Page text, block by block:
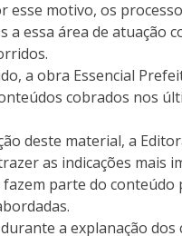
esse motivo, os
a essa área de atuação
a obra Essencial
cobrados nos
deste material, a
as indicações mais
parte do conteúdo
a explanação dos